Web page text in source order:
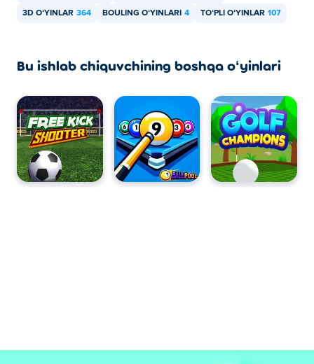
3D OʻYINLAR 364 BOULING OʻYINLARI 4 TOʻPLI OʻYINLAR 107
Bu ishlab chiquvchining boshqa oʻyinlari